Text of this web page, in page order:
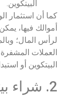
البيتكوين.
كما أن استثمار
أموالك فيها،
لرأس المال؛
العملات
البيتكوين أو
2. شراء بيتكوين بالفيزا